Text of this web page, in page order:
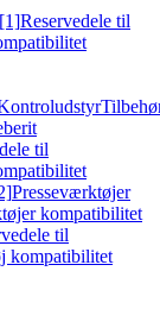
Reservedele til
til
Presseværktøjer
kompatibilitet
til
kompatibilitet